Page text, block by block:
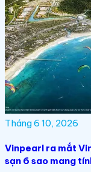
Tháng 6 10, 2026
Vinpearl ra mắt
sạn 6 sao mang